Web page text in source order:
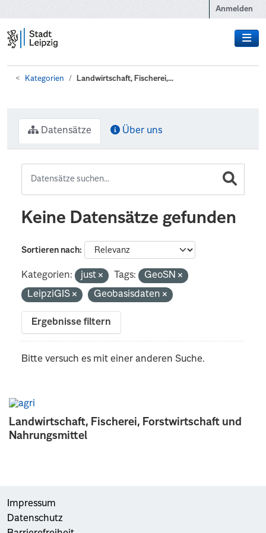
Anmelden
Kategorien Landwirtschaft, Fischerei,...
Landwirtschaft, Fischerei, Forstwirtschaft und
Nahrungsmittel
Datensätze Über uns
Keine Datensätze gefunden
Sortieren nach
Kategorien: just Tags:
GeoSN
LeipziGIS
Geobasisdaten
Ergebnisse filtern
Bitte versuch es mit einer anderen Suche.
Impressum
Datenschutz